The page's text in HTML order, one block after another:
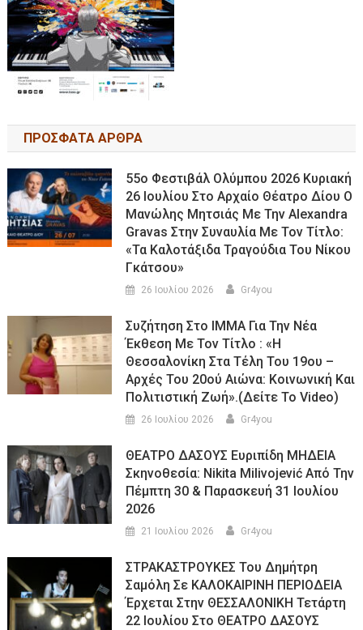
ΠΡΟΣΦΑΤΑ ΑΡΘΡΑ
55ο Φεστιβάλ Ολύμπου 2026 Κυριακή
26 Ιουλίου Στο Αρχαίο Θέατρο Δίου Ο
Μανώλης Μητσιάς Με Την Alexandra
Gravas Στην Συναυλία Με Τον Τίτλο:
«τα Καλοτάξιδα Τραγούδια Του Νίκου
Γκάτσου»
26 Ιουλίου 2026 Gr4you
Συζήτηση Στο ΙΜΜΑ Για Την Νέα
Έκθεση Με Τον Τίτλο : «Η
Θεσσαλονίκη Στα Τέλη Του 19ου –
Αρχές Του 20ού Αιώνα: Κοινωνική Και
Πολιτιστική Ζωή».(Δείτε Το Video)
26 Ιουλίου 2026 Gr4you
ΘΕΑΤΡΟ ΔΑΣΟΥΣ Ευριπίδη ΜΗΔΕΙΑ
Σκηνοθεσία: Nikita Milivojević Από Την
Πέμπτη 30 & Παρασκευή 31 Ιουλίου
2026
21 Ιουλίου 2026 Gr4you
ΣΤΡΑΚΑΣΤΡΟΥΚΕΣ Του Δημήτρη
Σαμόλη Σε ΚΑΛΟΚΑΙΡΙΝΗ ΠΕΡΙΟΔΕΙΑ
Έρχεται Στην ΘΕΣΣΑΛΟΝΙΚΗ Τετάρτη
22 Ιουλίου Στο ΘΕΑΤΡΟ ΔΑΣΟΥΣ